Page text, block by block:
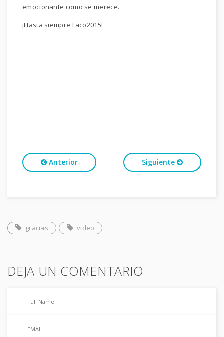
emocionante como se merece.
¡Hasta siempre Faco2015!
Anterior Siguiente
gracias video
DEJA UN COMENTARIO